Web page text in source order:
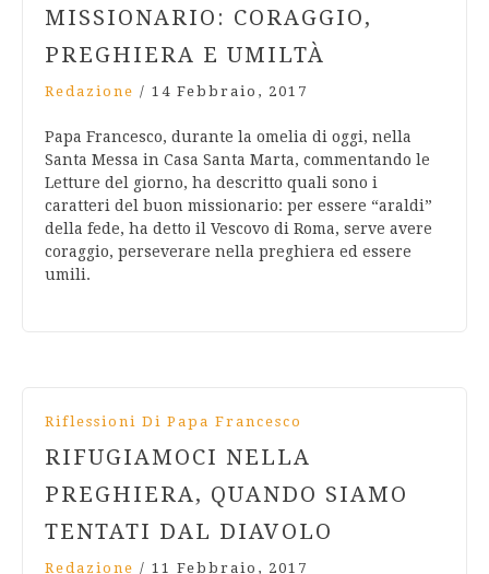
MISSIONARIO: CORAGGIO,
PREGHIERA E UMILTÀ
Redazione / 14 Febbraio, 2017
Papa Francesco, durante la omelia di oggi, nella
Santa Messa in Casa Santa Marta, commentando le
Letture del giorno, ha descritto quali sono i
caratteri del buon missionario: per essere “araldi”
della fede, ha detto il Vescovo di Roma, serve avere
coraggio, perseverare nella preghiera ed essere
umili.
Riflessioni Di Papa Francesco
RIFUGIAMOCI NELLA
PREGHIERA, QUANDO SIAMO
TENTATI DAL DIAVOLO
Redazione / 11 Febbraio, 2017